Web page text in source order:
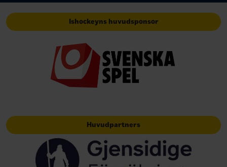
Ishockeyns huvudsponsor
Huvudpartners